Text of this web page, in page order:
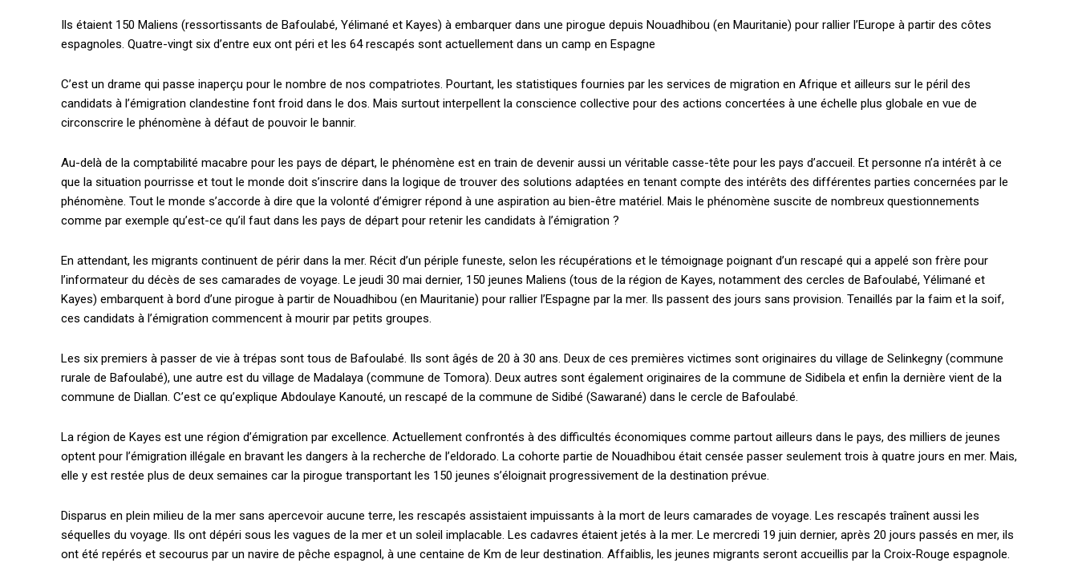
Plans d'abonnement
Ils étaient 150 Maliens (ressortissants de Bafoulabé, Yélimané et Kayes) à embarquer dans une pirogue depuis Nouadhibou (en Mauritanie) pour rallier l’Europe à partir des côtes
espagnoles. Quatre-vingt six d’entre eux ont péri et les 64 rescapés sont actuellement dans un camp en Espagne
C’est un drame qui passe inaperçu pour le nombre de nos compatriotes. Pourtant, les statistiques fournies par les services de migration en Afrique et ailleurs sur le péril des
candidats à l’émigration clandestine font froid dans le dos. Mais surtout interpellent la conscience collective pour des actions concertées à une échelle plus globale en vue de
circonscrire le phénomène à défaut de pouvoir le bannir.
Au-delà de la comptabilité macabre pour les pays de départ, le phénomène est en train de devenir aussi un véritable casse-tête pour les pays d’accueil. Et personne n’a intérêt à ce
que la situation pourrisse et tout le monde doit s’inscrire dans la logique de trouver des solutions adaptées en tenant compte des intérêts des différentes parties concernées par le
phénomène. Tout le monde s’accorde à dire que la volonté d’émigrer répond à une aspiration au bien-être matériel. Mais le phénomène suscite de nombreux questionnements
comme par exemple qu’est-ce qu’il faut dans les pays de départ pour retenir les candidats à l’émigration ?
En attendant, les migrants continuent de périr dans la mer. Récit d’un périple funeste, selon les récupérations et le témoignage poignant d’un rescapé qui a appelé son frère pour
l’informateur du décès de ses camarades de voyage. Le jeudi 30 mai dernier, 150 jeunes Maliens (tous de la région de Kayes, notamment des cercles de Bafoulabé, Yélimané et
Kayes) embarquent à bord d’une pirogue à partir de Nouadhibou (en Mauritanie) pour rallier l’Espagne par la mer. Ils passent des jours sans provision. Tenaillés par la faim et la soif,
ces candidats à l’émigration commencent à mourir par petits groupes.
Les six premiers à passer de vie à trépas sont tous de Bafoulabé. Ils sont âgés de 20 à 30 ans. Deux de ces premières victimes sont originaires du village de Selinkegny (commune
rurale de Bafoulabé), une autre est du village de Madalaya (commune de Tomora). Deux autres sont également originaires de la commune de Sidibela et enfin la dernière vient de la
commune de Diallan. C’est ce qu’explique Abdoulaye Kanouté, un rescapé de la commune de Sidibé (Sawarané) dans le cercle de Bafoulabé.
La région de Kayes est une région d’émigration par excellence. Actuellement confrontés à des difficultés économiques comme partout ailleurs dans le pays, des milliers de jeunes
optent pour l’émigration illégale en bravant les dangers à la recherche de l’eldorado. La cohorte partie de Nouadhibou était censée passer seulement trois à quatre jours en mer. Mais,
elle y est restée plus de deux semaines car la pirogue transportant les 150 jeunes s’éloignait progressivement de la destination prévue.
Disparus en plein milieu de la mer sans apercevoir aucune terre, les rescapés assistaient impuissants à la mort de leurs camarades de voyage. Les rescapés traînent aussi les
séquelles du voyage. Ils ont dépéri sous les vagues de la mer et un soleil implacable. Les cadavres étaient jetés à la mer. Le mercredi 19 juin dernier, après 20 jours passés en mer, ils
ont été repérés et secourus par un navire de pêche espagnol, à une centaine de Km de leur destination. Affaiblis, les jeunes migrants seront accueillis par la Croix-Rouge espagnole.